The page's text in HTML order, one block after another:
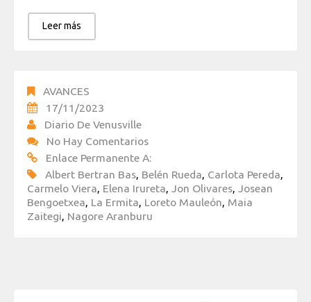
Leer más
AVANCES
17/11/2023
Diario De Venusville
No Hay Comentarios
Enlace Permanente A:
Albert Bertran Bas, Belén Rueda, Carlota Pereda,
Carmelo Viera, Elena Irureta, Jon Olivares, Josean
Bengoetxea, La Ermita, Loreto Mauleón, Maia
Zaitegi, Nagore Aranburu